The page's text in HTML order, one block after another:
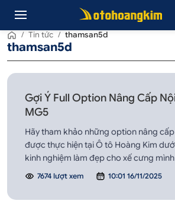
/ Tin tức / thamsan5d
thamsan5d
Gợi Ý Full Option Nâng Cấp
MG5
Hãy tham khảo những option nâng
được thực hiện tại Ô tô Hoàng Kim
kinh nghiệm làm đẹp cho xế cưng
7674 lượt xem 10:01 16/11/2025